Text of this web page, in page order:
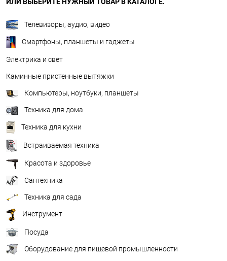
Телевизоры, аудио, видео
Смартфоны, планшеты и гаджеты
Электрика и свет
Каминные пристенные вытяжки
Компьютеры, ноутбуки, планшеты
Техника для дома
Техника для кухни
Встраиваемая техника
Красота и здоровье
Сантехника
Техника для сада
Инструмент
Посуда
Оборудование для пищевой промышленности